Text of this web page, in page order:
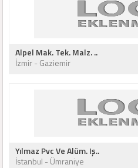
Alpel Mak. Tek. Malz. ..
İzmir - Gaziemir
Yılmaz Pvc Ve Alüm. Iş..
İstanbul - Ümraniye